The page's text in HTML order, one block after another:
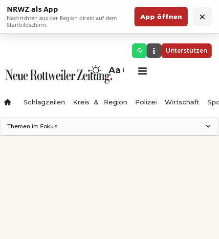
NRWZ als App
Nachrichten aus der Region direkt auf dem
Startbildschirm.
App öffnen ×
Unterstützen
Aa
Schlagzeilen Kreis & Region Polizei Wirtschaft
Themen im Fokus